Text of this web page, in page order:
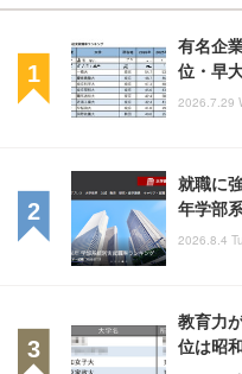
有名企
位・早
2026.7.29
就職に
年学部
2026.8.4
教育力
位は昭